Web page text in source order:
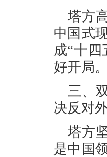
塔方
中国式
成“十
好开局。
三、
决反对
塔方
是中国